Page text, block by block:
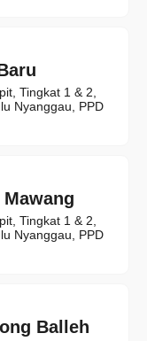
Tingkat 1 & 2,
Nyanggau, PPD
Tingkat 1 & 2,
Nyanggau, PPD
Balleh